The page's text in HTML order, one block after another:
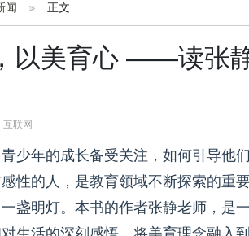
闻 正文
以美育心 ——读张
联网
少年的成长备受关注，如何引导他
性的人，是教育领域不断探索的重
盏明灯。本书的作者张静老师，是